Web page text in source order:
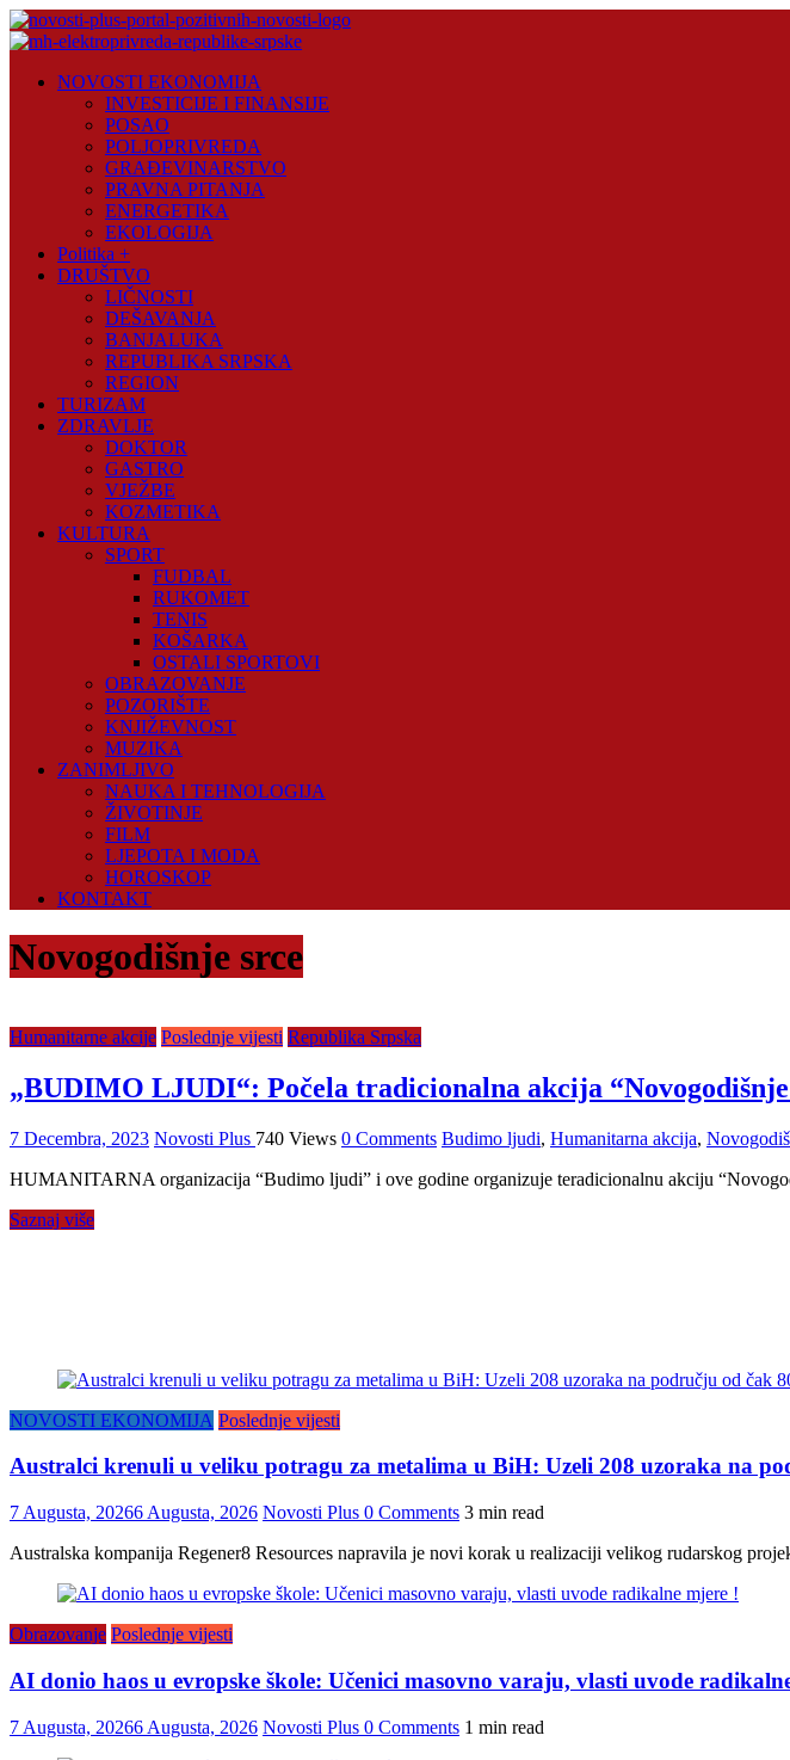
Skip
to
Plus
NOVOSTI EKONOMIJA
INVESTICIJE I FINANSIJE
POSAO
POLJOPRIVREDA
GRAĐEVINARSTVO
PRAVNA PITANJA
ENERGETIKA
EKOLOGIJA
Politika +
DRUŠTVO
LIČNOSTI
DEŠAVANJA
BANJALUKA
REPUBLIKA SRPSKA
REGION
TURIZAM
ZDRAVLJE
DOKTOR
GASTRO
VJEŽBE
KOZMETIKA
KULTURA
SPORT
FUDBAL
RUKOMET
TENIS
KOŠARKA
OSTALI SPORTOVI
OBRAZOVANJE
POZORIŠTE
KNJIŽEVNOST
MUZIKA
ZANIMLJIVO
NAUKA I TEHNOLOGIJA
ŽIVOTINJE
FILM
LJEPOTA I MODA
HOROSKOP
KONTAKT
Novogodišnje srce
Humanitarne akcije Poslednje vijesti Republika Srpska
„BUDIMO LJUDI“: Počela tradicionalna akcija “Novogodišnje
7 Decembra, 2023 Novosti Plus 740 Views 0 Comments Budimo ljudi, Humanitarna akcija,
HUMANITARNA organizacija “Budimo ljudi” i ove godine organizuje teradicionalnu akciju
Saznaj više
NOVOSTI EKONOMIJA Poslednje vijesti
Australci krenuli u veliku potragu za metalima u BiH: Uzeli 208 uzoraka na
7 Augusta, 20266 Augusta, 2026 Novosti Plus 0 Comments 3 min read
Australska kompanija Regener8 Resources napravila je novi korak u realizaciji velikog rudarskog
Obrazovanje Poslednje vijesti
AI donio haos u evropske škole: Učenici masovno varaju, vlasti uvode
7 Augusta, 20266 Augusta, 2026 Novosti Plus 0 Comments 1 min read